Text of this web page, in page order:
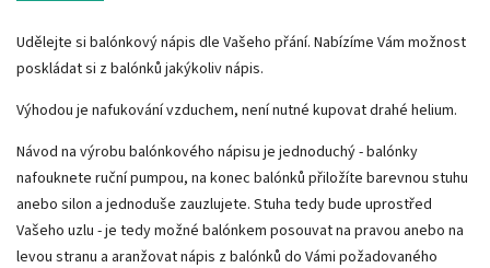
Udělejte si balónkový nápis dle Vašeho přání. Nabízíme Vám možnost
poskládat si z balónků jakýkoliv nápis.
Výhodou je nafukování vzduchem, není nutné kupovat drahé helium.
Návod na výrobu balónkového nápisu je jednoduchý - balónky
nafouknete ruční pumpou, na konec balónků přiložíte barevnou stuhu
anebo silon a jednoduše zauzlujete. Stuha tedy bude uprostřed
Vašeho uzlu - je tedy možné balónkem posouvat na pravou anebo na
levou stranu a aranžovat nápis z balónků do Vámi požadovaného